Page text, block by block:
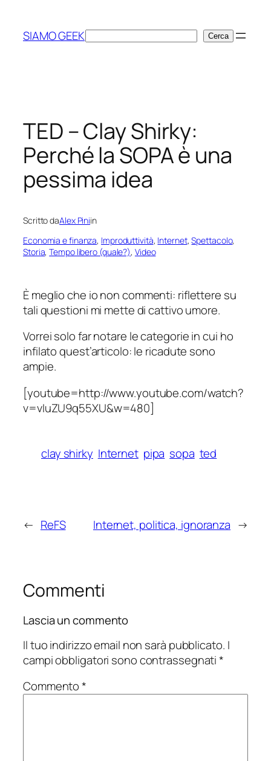
contenuto
SIAMO GEEKCerca Cerca
TED – Clay Shirky:
Perché la SOPA è una
pessima idea
Scritto daAlex Piniin
Economia e finanza, Improduttività, Internet, Spettacolo
Storia, Tempo libero (quale?), Video
È meglio che io non commenti: riflettere su
tali questioni mi mette di cattivo umore.
Vorrei solo far notare le categorie in cui ho
infilato quest’articolo: le ricadute sono
ampie.
[youtube=http://www.youtube.com/watch?
v=vIuZU9q55XU&w=480]
clay shirky Internet pipa sopa ted
← ReFS Internet, politica, ignoranza →
Commenti
Lascia un commento
Il tuo indirizzo email non sarà pubblicato. I
campi obbligatori sono contrassegnati*
Commento*